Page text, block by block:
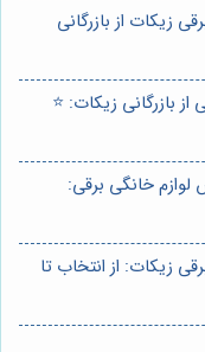
زیکات از بازرگانی
بازرگانی زیکات: ⭐️
لوازم خانگی برقی:
زیکات: از انتخاب تا